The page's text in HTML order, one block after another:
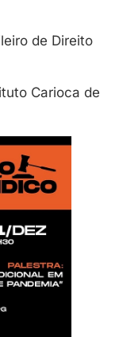
de Direito
Carioca de